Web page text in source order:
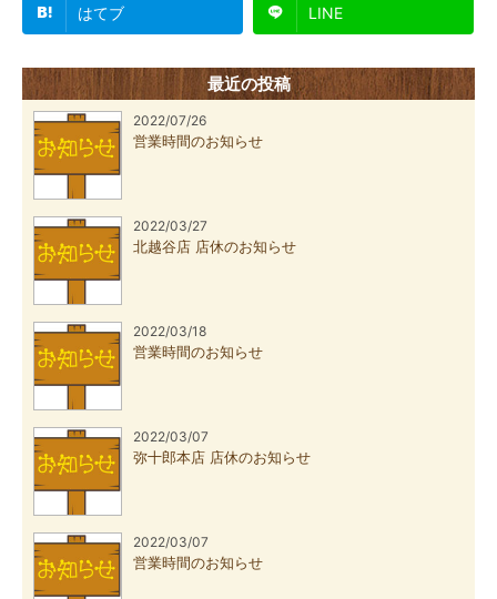
はてブ LINE
最近の投稿
2022/07/26
営業時間のお知らせ
2022/03/27
北越谷店 店休のお知らせ
2022/03/18
営業時間のお知らせ
2022/03/07
弥十郎本店 店休のお知らせ
2022/03/07
営業時間のお知らせ